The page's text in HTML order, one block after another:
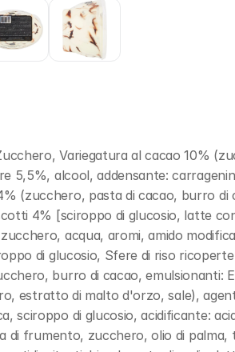
Variegatura al cacao 10%
5,5%, alcool, addensante:
(zucchero, pasta di cacao, burro di
4% [sciroppo di glucosio, latte
acqua, aromi, amido
di glucosio, Sfere di riso
burro di cacao, emulsionanti:
estratto di malto d'orzo, sale),
sciroppo di glucosio, acidificante:
di frumento, zucchero, olio di